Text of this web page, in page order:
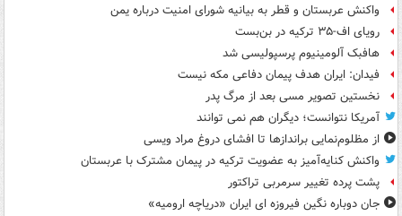
واکنش عربستان و قطر به بیانیه شورای امنیت درباره یمن
رویای اف-۳۵ ترکیه در بن‌بست
هافبک آلومینیوم پرسپولیسی شد
فیدان: ایران هدف پیمان دفاعی مکه نیست
نخستین تصویر مسی بعد از مرگ پدر
آمریکا نتوانست؛ دیگران هم نمی توانند
از مظلوم‌نمایی براندازها تا افشای دروغ مراد ویسی
واکنش کنایه‌آمیز به عضویت ترکیه در پیمان مشترک با عربستان
پشت پرده تغییر سرمربی تراکتور
جان دوباره نگین فیروزه ای ایران «دریاچه ارومیه»